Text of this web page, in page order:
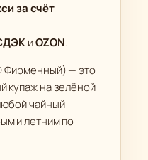
за счёт
иOZON.
Фирменный) — это
купаж на зелёной
чайный
и летним по